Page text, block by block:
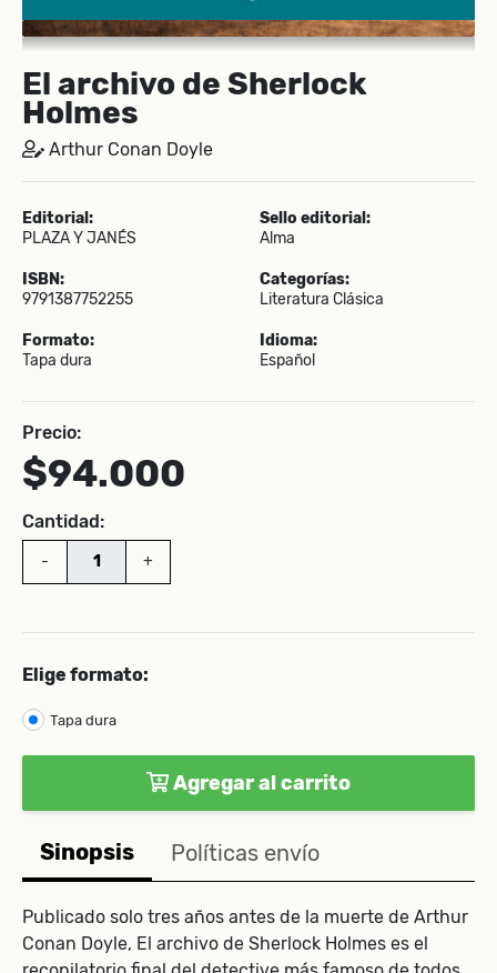
El archivo de Sherlock
Holmes
Arthur Conan Doyle
Editorial:
PLAZA Y JANÉS
Sello editorial:
Alma
ISBN:
9791387752255
Categorías:
Literatura Clásica
Formato:
Tapa dura
Idioma:
Español
Precio:
$94.000
Cantidad:
- +
Elige formato:
Tapa dura
Agregar al carrito
Sinopsis Políticas envío
Publicado solo tres años antes de la muerte de Arthur
Conan Doyle, El archivo de Sherlock Holmes es el